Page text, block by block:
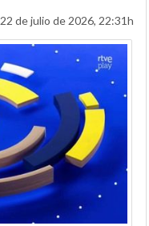
22 de julio de 2026, 22:31h